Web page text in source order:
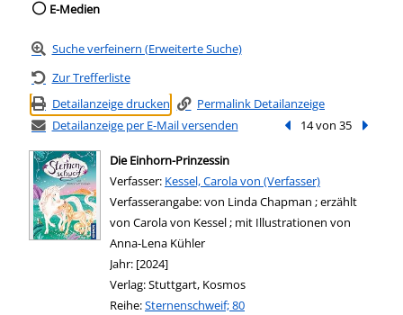
E-Medien
Suche verfeinern (Erweiterte Suche)
Zur Trefferliste
Detailanzeige drucken
Permalink Detailanzeige
Detailanzeige per E-Mail versenden
Vorheriger Treffer
14 von 35
Die Einhorn-Prinzessin
Verfasser: Suche nach diesem Verfasser
Kessel, Carola von (Verfasser)
Verfasserangabe:von Linda Chapman ; erzählt
von Carola von Kessel ; mit Illustrationen von
Anna-Lena Kühler
Jahr: [2024]
Verlag:Stuttgart, Kosmos
Reihe:Sternenschweif; 80